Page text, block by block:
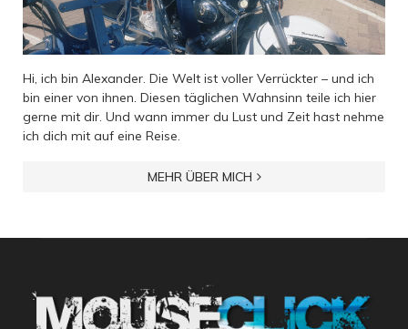
Hi, ich bin Alexander. Die Welt ist voller Verrückter – und ich
bin einer von ihnen. Diesen täglichen Wahnsinn teile ich hier
gerne mit dir. Und wann immer du Lust und Zeit hast nehme
ich dich mit auf eine Reise.
MEHR ÜBER MICH